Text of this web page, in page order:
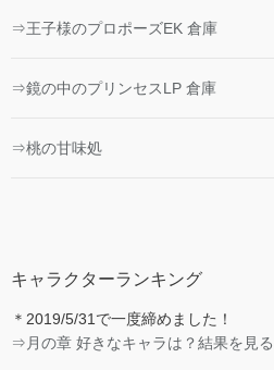
⇒王子様のプロポーズEK 倉庫
⇒鏡の中のプリンセスLP 倉庫
⇒桃の甘味処
キャラクターランキング
＊2019/5/31で一度締めました！
⇒月の章 好きなキャラは？結果を見る